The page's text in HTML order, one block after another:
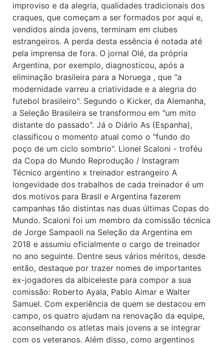
improviso e da alegria, qualidades tradicionais dos
craques, que começam a ser formados por aqui e,
vendidos ainda jovens, terminam em clubes
estrangeiros. A perda desta essência é notada até
pela imprensa de fora. O jornal Olé, da própria
Argentina, por exemplo, diagnosticou, após a
eliminação brasileira para a Noruega , que "a
modernidade varreu a criatividade e a alegria do
futebol brasileiro". Segundo o Kicker, da Alemanha,
a Seleção Brasileira se transformou em "um mito
distante do passado". Já o Diário As (Espanha),
classificou o momento atual como o "fundo do
poço de um ciclo sombrio". Lionel Scaloni - troféu
da Copa do Mundo Reprodução / Instagram
Técnico argentino x treinador estrangeiro A
longevidade dos trabalhos de cada treinador é um
dos motivos para Brasil e Argentina fazerem
campanhas tão distintas nas duas últimas Copas do
Mundo. Scaloni foi um membro da comissão técnica
de Jorge Sampaoli na Seleção da Argentina em
2018 e assumiu oficialmente o cargo de treinador
no ano seguinte. Dentre seus vários méritos, desde
então, destaque por trazer nomes de importantes
ex-jogadores da albiceleste para compor a sua
comissão: Roberto Ayala, Pablo Aimar e Walter
Samuel. Com experiência de quem se destacou em
campo, os quatro ajudam na renovação da equipe,
aconselhando os atletas mais jovens a se integrar
com os veteranos. Além disso, como argentinos